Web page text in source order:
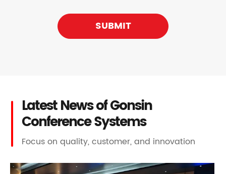
SUBMIT
Latest News of Gonsin
Conference Systems
Focus on quality, customer, and innovation